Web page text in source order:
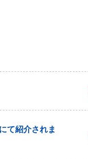
て紹介されま